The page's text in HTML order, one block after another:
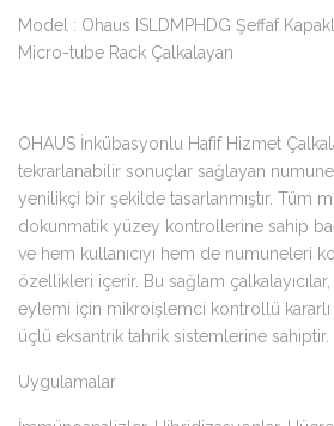
Model : Ohaus ISLDMPHDG Şeffaf
Micro-tube Rack Çalkalayan
OHAUS İnkübasyonlu Hafif Hizmet
tekrarlanabilir sonuçlar sağlayan
yenilikçi bir şekilde tasarlanmıştır. Tüm
dokunmatik yüzey kontrollerine sahip
ve hem kullanıcıyı hem de numuneleri
özellikleri içerir. Bu sağlam
eylemi için mikroişlemci kontrollü
üçlü eksantrik tahrik sistemlerine sahiptir.
Uygulamalar